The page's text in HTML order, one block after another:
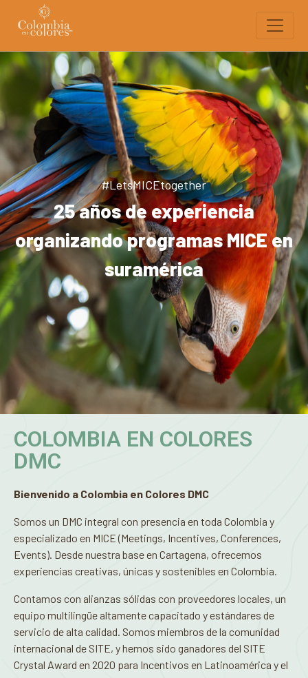
#LetsMICEtogether
25 años de experiencia
organizando programas MICE en
suramérica
COLOMBIA EN COLORES
DMC
Bienvenido a Colombia en Colores DMC
Somos un DMC integral con presencia en toda Colombia y
especializado en MICE (Meetings, Incentives, Conferences,
Events). Desde nuestra base en Cartagena, ofrecemos
experiencias creativas, únicas y sostenibles en Colombia.
Contamos con alianzas sólidas con proveedores locales, un
equipo multilingüe altamente capacitado y estándares de
servicio de alta calidad. Somos miembros de la comunidad
internacional de SITE, y hemos sido ganadores del SITE
Crystal Award en 2020 para Incentivos en Latinoamérica y el